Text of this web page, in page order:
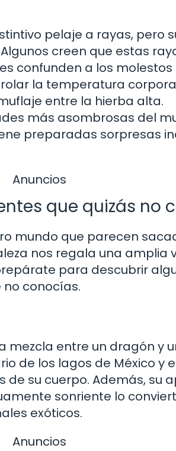
pelaje a rayas, pero
creen que estas
confunden a los
la temperatura
entre la hierba alta.
más asombrosas del
preparadas sorpresas
Anuncios
que quizás no
mundo que parecen
nos regala una amplia
para descubrir
conocías.
entre un dragón y
de los lagos de México y
su cuerpo. Además, su
sonriente lo
exóticos.
Anuncios